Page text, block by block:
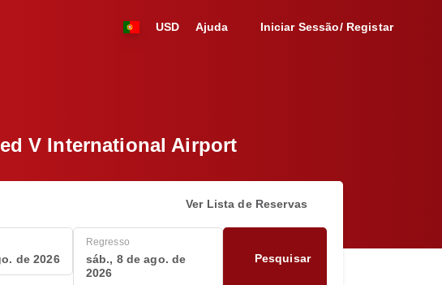
USD Ajuda Iniciar Sessão/ Registar
V International Airport
Ver Lista de Reservas
de 2026
Regresso
sáb., 8 de ago. de
2026
Pesquisar